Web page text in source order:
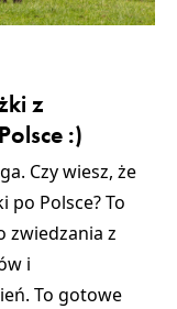
z
:)
Czy wiesz, że
po Polsce? To
zwiedzania z
i
To gotowe